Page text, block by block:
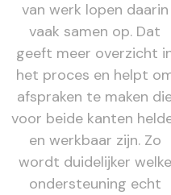
van werk lopen daarin
vaak samen op. Dat
geeft meer overzicht
het proces en helpt
afspraken te maken
voor beide kanten
en werkbaar zijn. Zo
wordt duidelijker welke
ondersteuning echt